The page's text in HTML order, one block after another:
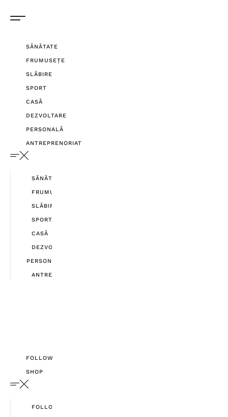
SĂNĂTATE
FRUMUSEȚE
SLĂBIRE
SPORT
CASĂ
DEZVOLTARE
PERSONALĂ
ANTREPRENORIAT
SĂNĂTATE
FRUMUSEȚE
SLĂBIRE
SPORT
CASĂ
DEZVOLTARE
PERSONALĂ
ANTREPRENORIAT
FOLLOW
SHOP
FOLLOW